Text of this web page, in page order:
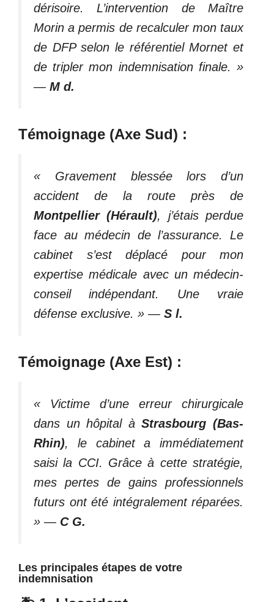
dérisoire. L’intervention de Maître
Morin a permis de recalculer mon taux
de DFP selon le référentiel Mornet et
de tripler mon indemnisation finale. »
— M d.
Témoignage (Axe Sud) :
« Gravement blessée lors d’un
accident de la route près de
Montpellier (Hérault), j’étais perdue
face au médecin de l’assurance. Le
cabinet s’est déplacé pour mon
expertise médicale avec un médecin-
conseil indépendant. Une vraie
défense exclusive. » — S l.
Témoignage (Axe Est) :
« Victime d’une erreur chirurgicale
dans un hôpital àStrasbourg (Bas-
Rhin), le cabinet a immédiatement
saisi la CCI. Grâce à cette stratégie,
mes pertes de gains professionnels
futurs ont été intégralement réparées.
» — C G.
Les principales étapes de votre
indemnisation